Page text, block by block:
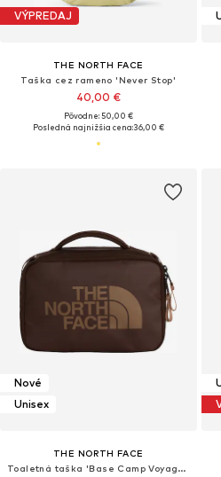
VÝPREDAJ
THE NORTH FACE
Taška cez rameno 'Never Stop'
40,00 €
Pôvodne: 50,00 €
Posledná najnižšia cena:36,00 €
Nové
Unisex
THE NORTH FACE
Toaletná taška 'Base Camp Voyager'